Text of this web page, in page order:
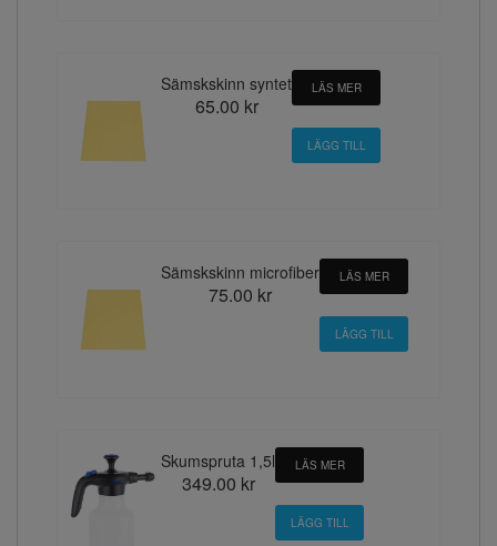
Sämskskinn syntet
65.00 kr
LÄS MER
Sämskskinn microfiber
75.00 kr
LÄS MER
Skumspruta 1,5l
349.00 kr
LÄS MER